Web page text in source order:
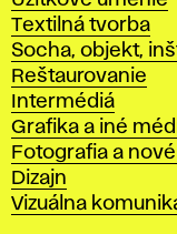
Textilná tvorba
Socha, objekt,
Reštaurovanie
Intermédiá
Grafika a iné
Fotografia a
Dizajn
Vizuálna